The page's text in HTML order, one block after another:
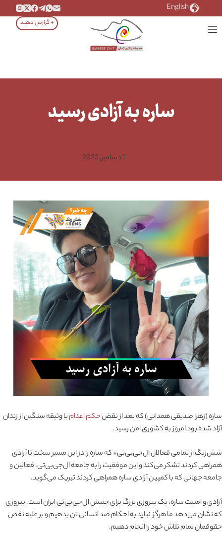
به
محتوا
English
+ گزارش دهید
ساره به آزادی رسید
1 دسامبر, 2023
ساره (زهرا صدیقی همدانی) که بعد از نقضحکم اعدامبا وثیقه سنگین از زندان
آزاد شده بود امروز به کشوری امن رسید.
شش‌رنگ از تمامی فعالان ال‌جی‌بی‌تی+ که ساره را در این مسیر سخت تا آزادی
همراهی کردند تشکر می‌کند و این موفقیت را به جامعه ال‌جی‌بی‌تی، فعالین و
جامعه جهانی که با کمپین آزادی ساره همراهی کردند تبریک می‌گوید.
آزادی و امنیت ساره، یک پیروزی بزرگ برای جنبش ال‌جی‌بی‌تی ایران است. پیروزی‌
که نشان می‌دهد ما هرگز نباید به احکام ضد انسانی تن بدهیم و بر علیه نقض
حقوقمان تمام تلاش خود را انجام دهیم.